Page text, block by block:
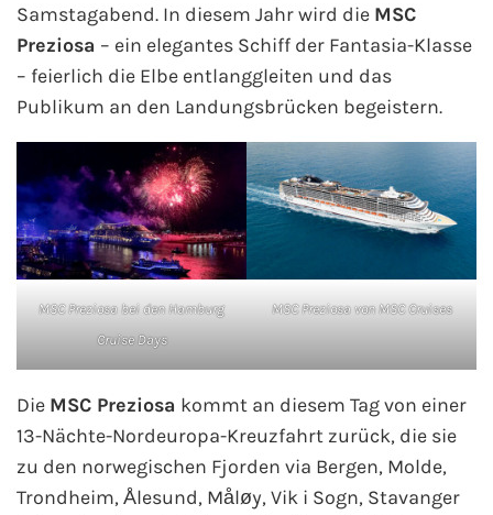
Kreuzfahrt gewinnen
Kreuzfahrt-Quiz
Flug buchen
Kreuzfahrt-Themen
Samstagabend. In diesem Jahr wird die MSC
Preziosa – ein elegantes Schiff der Fantasia-Klasse
– feierlich die Elbe entlanggleiten und das
Publikum an den Landungsbrücken begeistern.
MSC Preziosa bei den Hamburg
Cruise Days
MSC Preziosa von MSC Cruises
Die MSC Preziosa kommt an diesem Tag von einer
13-Nächte-Nordeuropa-Kreuzfahrt zurück, die sie
zu den norwegischen Fjorden via Bergen, Molde,
Trondheim, Ålesund, Måløy, Vik i Sogn, Stavanger